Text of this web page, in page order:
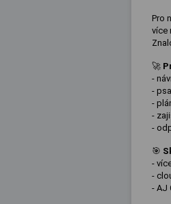
Pro
více
🚀
-
-
-
-
-
🎯
-
-
- AJ